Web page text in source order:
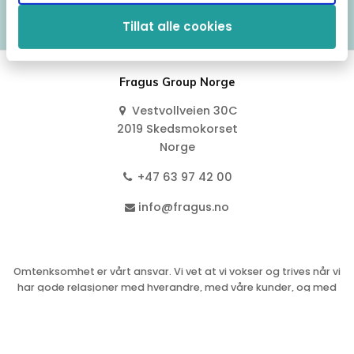
Tillat alle cookies
Tilbake til garantioversikten
Fragus Group Norge
Vestvollveien 30C
2019 Skedsmokorset
Norge
+47 63 97 42 00
info@fragus.no
Omtenksomhet er vårt ansvar. Vi vet at vi vokser og trives når vi
har gode relasjoner med hverandre, med våre kunder, og med